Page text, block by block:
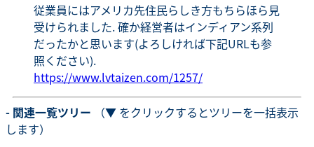
従業員にはアメリカ先住民らしき方もちらほら見
受けられました. 確か経営者はインディアン系列
だったかと思います(よろしければ下記URLも参
照ください).
https://www.lvtaizen.com/1257/
- 関連一覧ツリー （▼ をクリックするとツリーを一括表示
します）